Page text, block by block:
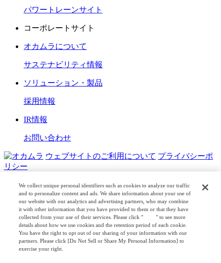
パワートレーンサイト
コーポレートサイト
オカムラについて
サステナビリティ情報
ソリューション・製品
採用情報
IR情報
お問い合わせ
ウェブサイトのご利用について プライバシーポ
リシー
COPYRIGHT © OKAMURA CORPORATION. ALL RIGHTS
RESERVED.
日本公式 企業広報
We collect unique personal identifiers such as cookies to analyze our traffic
and to personalize content and ads. We share information about your use of
our website with our analytics and advertising partners, who may combine
it with other information that you have provided to them or that they have
collected from your use of their services. Please click "
here" to see more
details about how we use cookies and the retention period of each cookie.
You have the right to opt out of our sharing of your information with our
partners. Please click [Do Not Sell or Share My Personal Information] to
exercise your right.